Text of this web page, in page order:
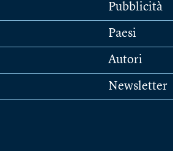
Pubblicità
Paesi
Autori
Newsletter